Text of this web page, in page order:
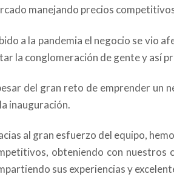
manejando precios
a la pandemia el negocio se vio
la conglomeración de gente y así
del gran reto de emprender un
inauguración.
al gran esfuerzo del equipo,
obteniendo con nuestros
sus experiencias y